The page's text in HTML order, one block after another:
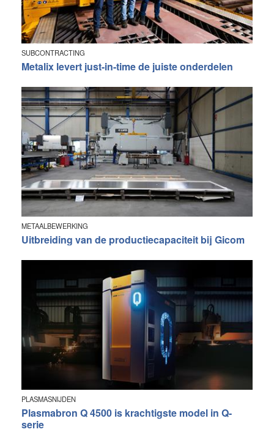
SUBCONTRACTING
Metalix levert just-in-time de juiste onderdelen
METAALBEWERKING
Uitbreiding van de productiecapaciteit bij Gicom
PLASMASNIJDEN
Plasmabron Q 4500 is krachtigste model in Q-
serie